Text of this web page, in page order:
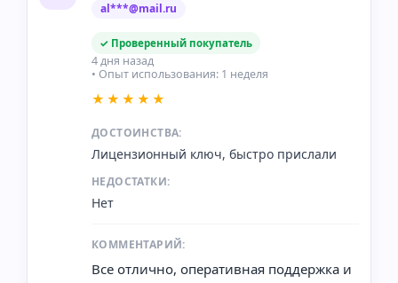
al***@mail.ru
✓ Проверенный покупатель
4 дня назад
• Опыт использования: 1 неделя
★★★★★
ДОСТОИНСТВА:
Лицензионный ключ, быстро прислали
НЕДОСТАТКИ:
Нет
КОММЕНТАРИЙ:
Все отлично, оперативная поддержка и